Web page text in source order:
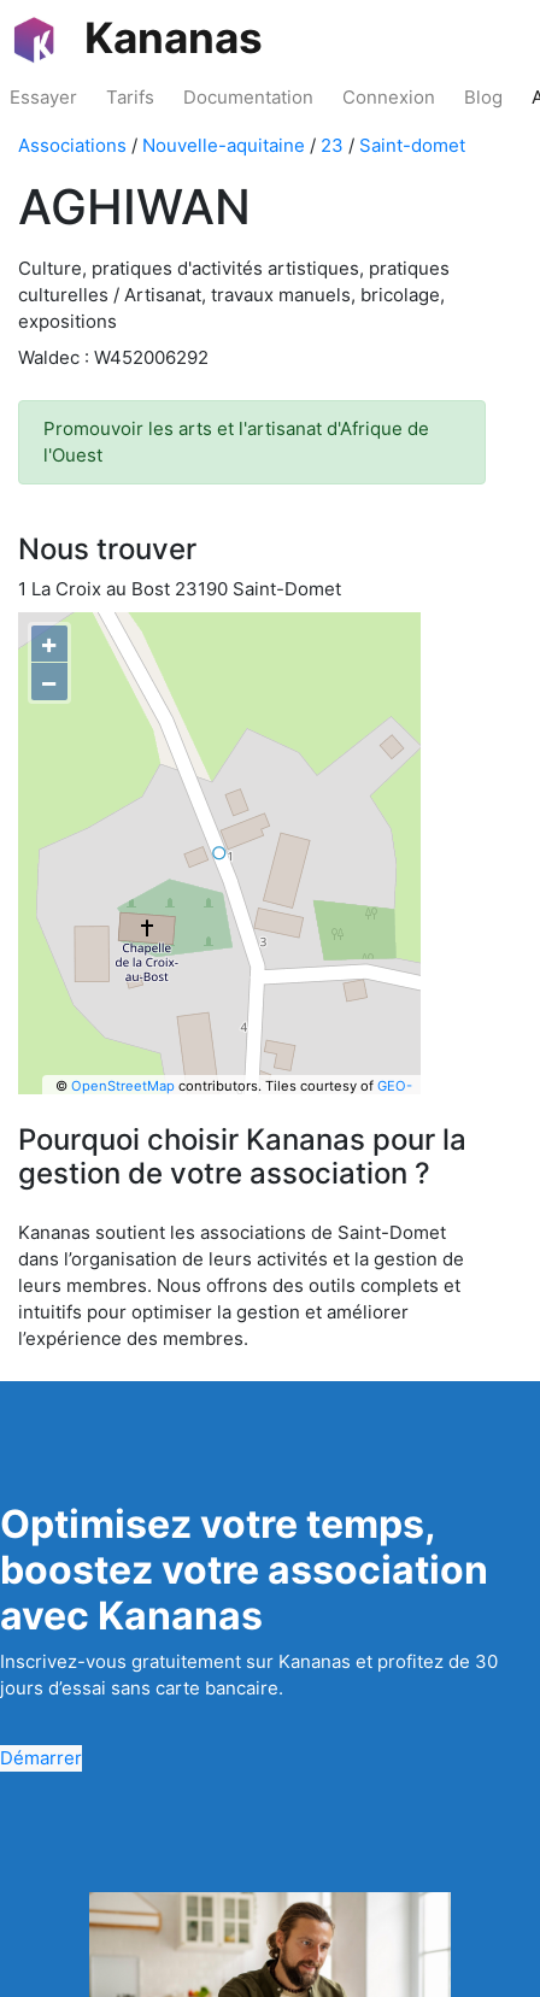
Kananas
Essayer Tarifs Documentation Connexion Blog
Associations / Nouvelle-aquitaine / 23 / Saint-domet
AGHIWAN
Culture, pratiques d'activités artistiques, pratiques
culturelles / Artisanat, travaux manuels, bricolage,
expositions
Waldec : W452006292
Promouvoir les arts et l'artisanat d'Afrique de
l'Ouest
Nous trouver
1 La Croix au Bost 23190 Saint-Domet
+
−
© OpenStreetMapcontributors. Tiles courtesy of GEO-
Pourquoi choisir Kananas pour la
gestion de votre association ?
Kananas soutient les associations de Saint-Domet
dans l’organisation de leurs activités et la gestion de
leurs membres. Nous offrons des outils complets et
intuitifs pour optimiser la gestion et améliorer
l’expérience des membres.
Optimisez votre temps,
boostez votre association
avec Kananas
Inscrivez-vous gratuitement sur Kananas et profitez de 30
jours d’essai sans carte bancaire.
Démarrer